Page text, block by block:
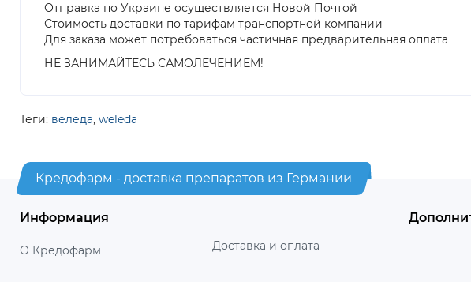
Отправка по Украине осуществляется Новой Почтой
Стоимость доставки по тарифам транспортной компании
Для заказа может потребоваться частичная предварительная оплата
НЕ ЗАНИМАЙТЕСЬ САМОЛЕЧЕНИЕМ!
Теги: веледа, weleda
Кредофарм - доставка препаратов из Германии
Информация
О Кредофарм Доставка и оплата